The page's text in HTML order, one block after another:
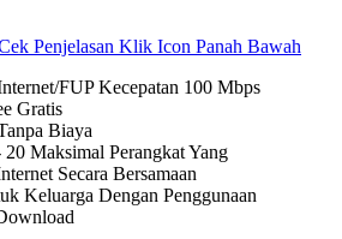
Penjelasan Klik Icon Panah Bawah
FUP Kecepatan 100 Mbps
Gratis
Biaya
Maksimal Perangkat Yang
Secara Bersamaan
Keluarga Dengan Penggunaan